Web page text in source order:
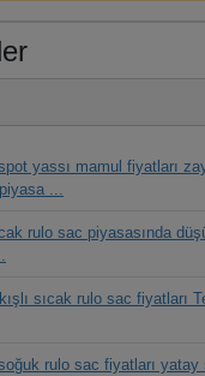
yassı mamul fiyatları
...
rulo sac piyasasında
sıcak rulo sac fiyatları
soğuk rulo sac fiyatları